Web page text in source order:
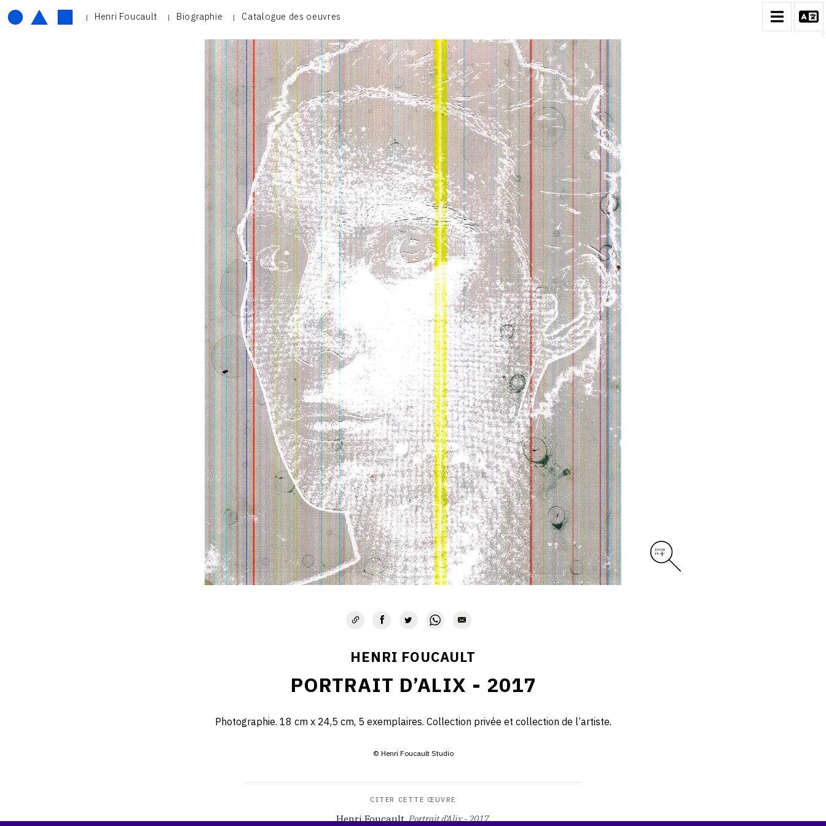
Henri Foucault Biographie Catalogue des oeuvres
04_DESSINS
05_MONOTYPE
06_ARCHIVES
CONTACT
HENRI FOUCAULT
PORTRAIT D’ALIX - 2017
Photographie. 18 cm x 24,5 cm, 5 exemplaires. Collection privée et collection de l’artiste.
© Henri Foucault Studio
CITER CETTE ŒUVRE
Henri Foucault,Portrait d’Alix - 2017.